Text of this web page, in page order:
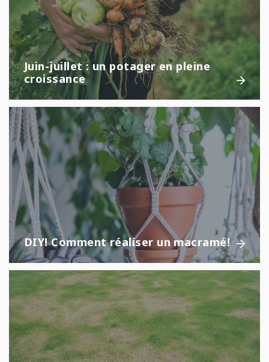
Juin-juillet : un potager en pleine
croissance
DIY! Comment réaliser un macramé!